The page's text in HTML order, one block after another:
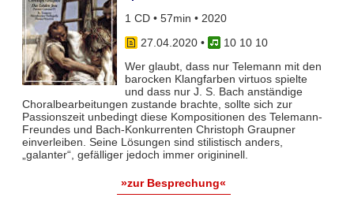
1 CD • 57min • 2020
27.04.2020•
10 10 10
Wer glaubt, dass nur Telemann mit den
barocken Klangfarben virtuos spielte
und dass nur J. S. Bach anständige
Choralbearbeitungen zustande brachte, sollte sich zur
Passionszeit unbedingt diese Kompositionen des Telemann-
Freundes und Bach-Konkurrenten Christoph Graupner
einverleiben. Seine Lösungen sind stilistisch anders,
„galanter“, gefälliger jedoch immer origininell.
»zur Besprechung«